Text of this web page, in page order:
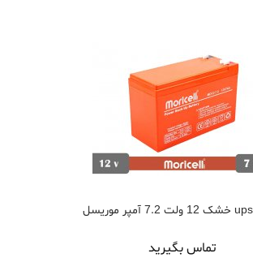
تماس بگیرید